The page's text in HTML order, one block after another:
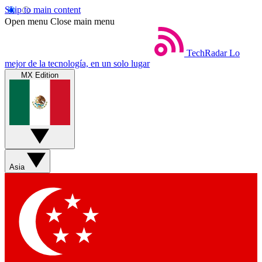
Skip to main content
Open menu Close main menu
TechRadar Lo
mejor de la tecnología, en un solo lugar
MX Edition
Asia